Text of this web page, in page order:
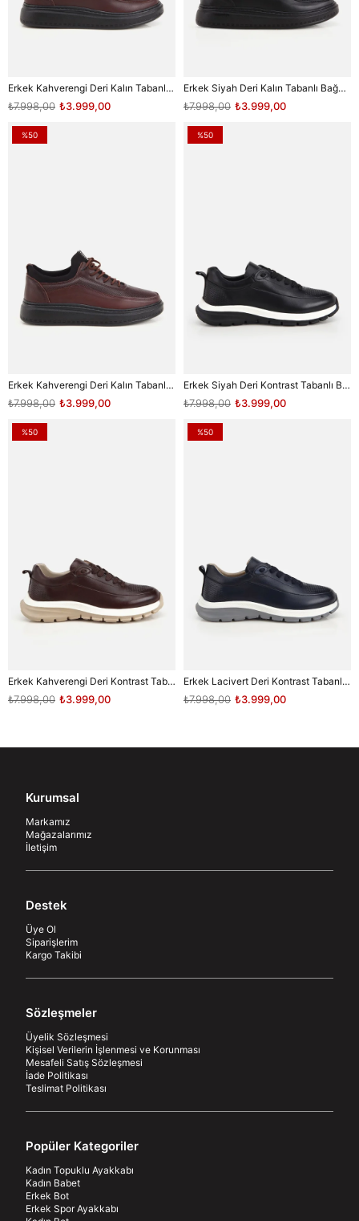
Erkek Kahverengi Deri Kalın Tabanlı Bağcıklı Ayakkabı
₺3.999,00
₺7.998,00
Erkek Siyah Deri Kalın Tabanlı Bağcıklı Ayakkabı
₺3.999,00
₺7.998,00
Erkek Kahverengi Deri Kalın Tabanlı Bağcıklı Ayakkabı
₺3.999,00
₺7.998,00
%50
Erkek Siyah Deri Kontrast Tabanlı Bağcıklı Sneaker
₺3.999,00
₺7.998,00
%50
Erkek Kahverengi Deri Kontrast Tabanlı Bağcıklı Sneaker
₺3.999,00
₺7.998,00
%50
Erkek Lacivert Deri Kontrast Tabanlı Bağcıklı Sneaker
₺3.999,00
₺7.998,00
%50
Kurumsal
Markamız
Mağazalarımız
İletişim
Destek
Üye Ol
Siparişlerim
Kargo Takibi
Sözleşmeler
Üyelik Sözleşmesi
Kişisel Verilerin İşlenmesi ve Korunması
Mesafeli Satış Sözleşmesi
İade Politikası
Teslimat Politikası
Popüler Kategoriler
Kadın Topuklu Ayakkabı
Kadın Babet
Erkek Bot
Erkek Spor Ayakkabı